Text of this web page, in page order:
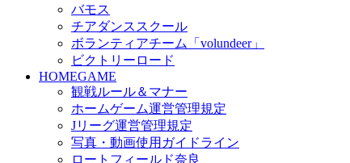
奈良クラブ明治安田Ｊ3リーグ 2026/27シーズン
観戦ルール＆マナー
FANCOMMUNITY
2026/27ファンコミュニティ
サポートショップ
GOODS
オフィシャルストア（実店舗）
オンラインストア
ACADEMY
アカデミーについて
バモス
チアダンススクール
ボランティアチーム「volundeer」
ビクトリーロード
HOMEGAME
観戦ルール＆マナー
ホームゲーム運営管理規定
Jリーグ運営管理規定
写真・動画使用ガイドライン
ロートフィールド奈良